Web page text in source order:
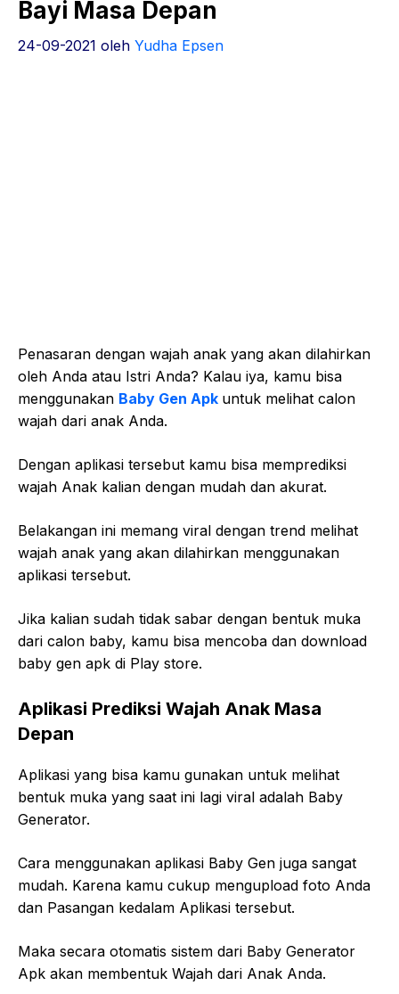
Bayi Masa Depan
24-09-2021 oleh Yudha Epsen
Penasaran dengan wajah anak yang akan dilahirkan
oleh Anda atau Istri Anda? Kalau iya, kamu bisa
menggunakan Baby Gen Apk untuk melihat calon
wajah dari anak Anda.
Dengan aplikasi tersebut kamu bisa memprediksi
wajah Anak kalian dengan mudah dan akurat.
Belakangan ini memang viral dengan trend melihat
wajah anak yang akan dilahirkan menggunakan
aplikasi tersebut.
Jika kalian sudah tidak sabar dengan bentuk muka
dari calon baby, kamu bisa mencoba dan download
baby gen apk di Play store.
Aplikasi Prediksi Wajah Anak Masa
Depan
Aplikasi yang bisa kamu gunakan untuk melihat
bentuk muka yang saat ini lagi viral adalah Baby
Generator.
Cara menggunakan aplikasi Baby Gen juga sangat
mudah. Karena kamu cukup mengupload foto Anda
dan Pasangan kedalam Aplikasi tersebut.
Maka secara otomatis sistem dari Baby Generator
Apk akan membentuk Wajah dari Anak Anda.